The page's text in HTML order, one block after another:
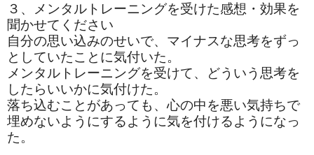
３、メンタルトレーニングを受けた感想・効果を
聞かせてください
自分の思い込みのせいで、マイナスな思考をずっ
としていたことに気付いた。
メンタルトレーニングを受けて、どういう思考を
したらいいかに気付けた。
落ち込むことがあっても、心の中を悪い気持ちで
埋めないようにするように気を付けるようになっ
た。